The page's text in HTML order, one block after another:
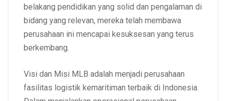
belakang pendidikan yang solid dan pengalaman di
bidang yang relevan, mereka telah membawa
perusahaan ini mencapai kesuksesan yang terus
berkembang.
Visi dan Misi MLB adalah menjadi perusahaan
fasilitas logistik kemaritiman terbaik di Indonesia.